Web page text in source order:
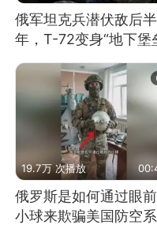
俄军坦克兵潜伏敌后半
年，T-72变身“地下堡
19.7万 次播放
俄罗斯是如何通过眼
小球来欺骗美国防空